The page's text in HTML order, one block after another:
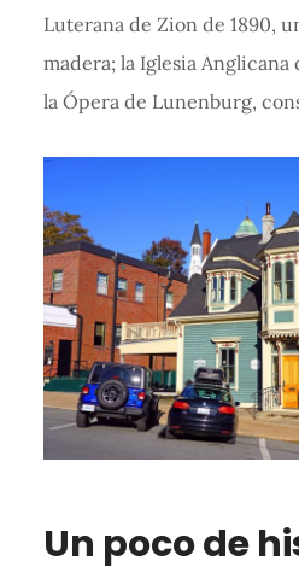
Luterana de Zion de 1890,
madera; la Iglesia Anglicana
la Ópera de Lunenburg,
Un poco de